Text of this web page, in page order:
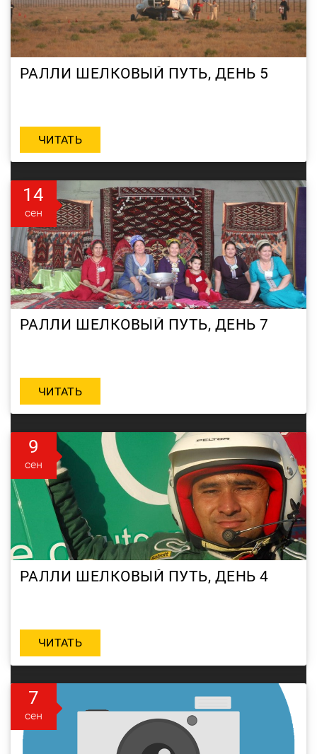
РАЛЛИ ШЕЛКОВЫЙ ПУТЬ, ДЕНЬ 5
ЧИТАТЬ
14
сен
РАЛЛИ ШЕЛКОВЫЙ ПУТЬ, ДЕНЬ 7
ЧИТАТЬ
9
сен
РАЛЛИ ШЕЛКОВЫЙ ПУТЬ, ДЕНЬ 4
ЧИТАТЬ
7
сен